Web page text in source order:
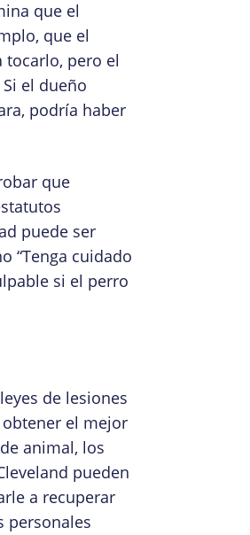
que el
que el
tocarlo, pero el
el dueño
podría haber
que
puede ser
“Tenga cuidado
si el perro
de lesiones
el mejor
animal, los
pueden
a recuperar
personales